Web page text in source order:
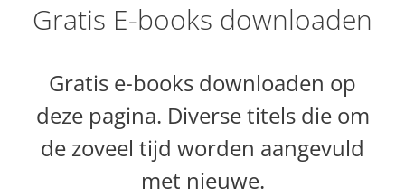
Gratis E-books downloaden
Gratis e-books downloaden op
deze pagina. Diverse titels die om
de zoveel tijd worden aangevuld
met nieuwe.